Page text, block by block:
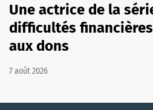
Une actrice de la
difficultés
aux dons
7 août 2026